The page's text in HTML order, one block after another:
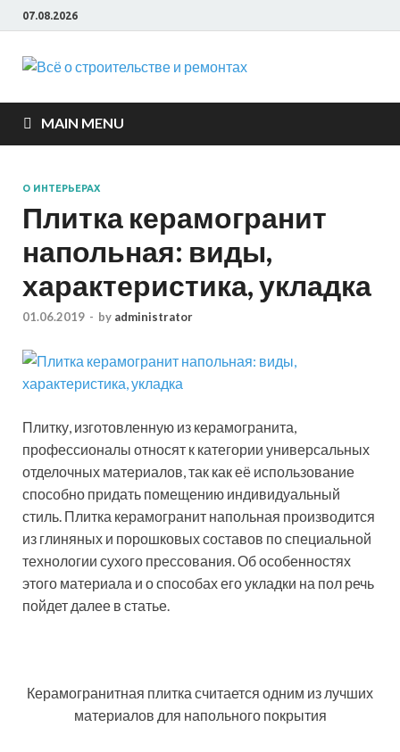
07.08.2026
Всё о
MAIN MENU
О ИНТЕРЬЕРАХ
Плитка керамогранит
напольная: виды,
характеристика, укладка
01.06.2019 - by administrator
Плитку, изготовленную из керамогранита,
профессионалы относят к категории универсальных
отделочных материалов, так как её использование
способно придать помещению индивидуальный
стиль. Плитка керамогранит напольная производится
из глиняных и порошковых составов по специальной
технологии сухого прессования. Об особенностях
этого материала и о способах его укладки на пол речь
пойдет далее в статье.
Керамогранитная плитка считается одним из лучших
материалов для напольного покрытия